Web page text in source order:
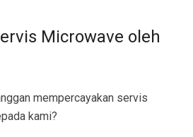
Microwave oleh
mempercayakan servis
kami?